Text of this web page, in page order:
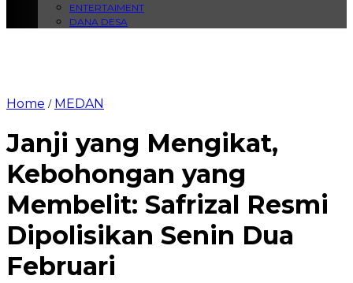
ENTERTAIMENT
DANA DESA
Home / MEDAN
Janji yang Mengikat,
Kebohongan yang
Membelit: Safrizal Resmi
Dipolisikan Senin Dua
Februari